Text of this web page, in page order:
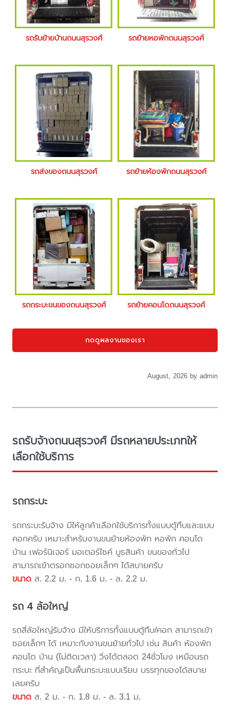
รถรับย้ายบ้านถนนสุรวงศ์ รถย้ายหอพักถนนสุรวงศ์
รถส่งของถนนสุรวงศ์ รถย้ายห้องพักถนนสุรวงศ์
รถกระบะขนของถนนสุรวงศ์ รถย้ายคอนโดถนนสุรวงศ์
กดดูผลงานของเรา
August, 2026 by admin
รถรับจ้างถนนสุรวงศ์ มีรถหลายประเภทให้
เลือกใช้บริการ
รถกระบะ
รถกระบะรับจ้าง มีให้ลูกค้าเลือกใช้บริการทั้งแบบตู้ทึบและแบบ
คอกครับ เหมาะสำหรับงานขนย้ายห้องพัก หอพัก คอนโด
บ้าน เฟอร์นิเจอร์ มอเตอร์ไซค์ บูธสินค้า ขนของทั่วไป
สามารถเข้าตรอกซอกซอยเล็กๆ ได้สบายครับ
ขนาด ส. 2.2 ม. - ก. 1.6 ม. - ล. 2.2 ม.
รถ 4 ล้อใหญ่
รถสี่ล้อใหญ่รับจ้าง มีให้บริการทั้งแบบตู้ทึบ/คอก สามารถเข้า
ซอยเล็กๆ ได้ เหมาะกับงานขนย้ายทั่วไป เช่น สินค้า ห้องพัก
คอนโด บ้าน (ไม่ติดเวลา) วิ่งได้ตลอด 24ชั่วโมง เหมือนรถ
กระบะ ที่สำคัญเป็นพื้นกระบะแบบเรียบ บรรทุกของได้สบาย
เลยครับ
ขนาด ส. 2 ม. - ก. 1.8 ม. - ล. 3.1 ม.